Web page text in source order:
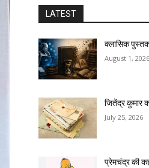
LATEST
क्लासिक
August 1, 2026
जितेंद्र कुमार
July 25, 2026
प्रेमचंद्र की